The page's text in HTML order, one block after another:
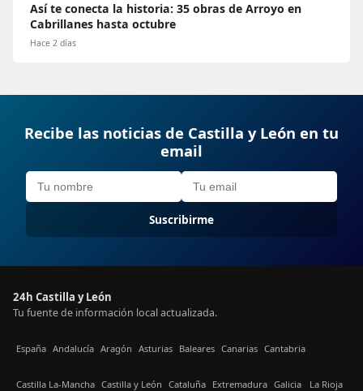
Así te conecta la historia: 35 obras de Arroyo en
Cabrillanes hasta octubre
Hace 2 días
Recibe las noticias de Castilla y León en tu
email
Suscribirme
24h Castilla y León
Tu fuente de información local actualizada.
España Andalucía Aragón Asturias Baleares Canarias Cantabria
Castilla La-Mancha Castilla y León Cataluña Extremadura Galicia La Rioja